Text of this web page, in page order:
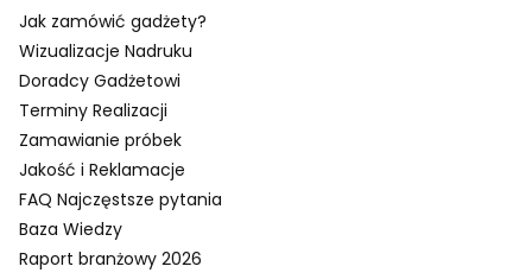
Jak zamówić gadżety?
Wizualizacje Nadruku
Doradcy Gadżetowi
Terminy Realizacji
Zamawianie próbek
Jakość i Reklamacje
FAQ Najczęstsze pytania
Baza Wiedzy
Raport branżowy 2026